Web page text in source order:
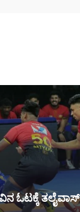
ಓಟಕ್ಕೆ ತಲೈವಾಸ್‌